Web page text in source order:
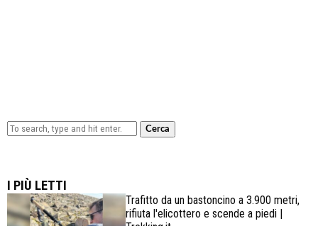
Cerca
I PIÙ LETTI
Trafitto da un bastoncino a 3.900 metri,
rifiuta l'elicottero e scende a piedi |